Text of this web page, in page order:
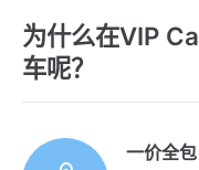
为什么在VIP
车呢？
一价全包